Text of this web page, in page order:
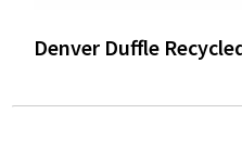
Denver Duffle